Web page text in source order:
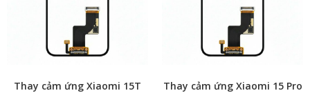
Thay cảm ứng Xiaomi 15T
Thay cảm ứng Xiaomi 15 Pro